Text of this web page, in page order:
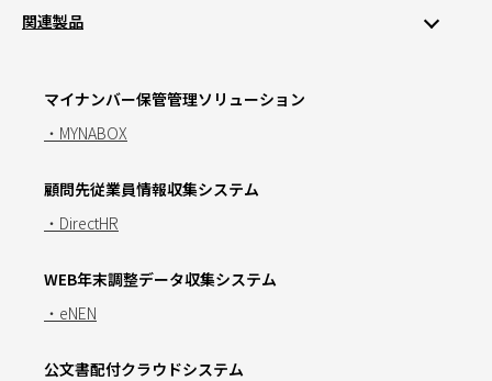
関連製品
マイナンバー保管管理ソリューション
・MYNABOX
顧問先従業員情報収集システム
・DirectHR
WEB年末調整データ収集システム
・eNEN
公文書配付クラウドシステム